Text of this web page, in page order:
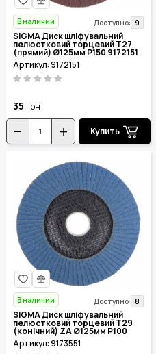
В наличии Доступно: 9
SIGMA Диск шліфувальний
пелюстковий торцевий Т27
(прямий) Ø125мм P150 9172151
Артикул: 9172151
35 грн
Купить
В наличии Доступно: 8
SIGMA Диск шліфувальний
пелюстковий торцевий Т29
(конічний) ZA Ø125мм P100
9173551
Артикул: 9173551